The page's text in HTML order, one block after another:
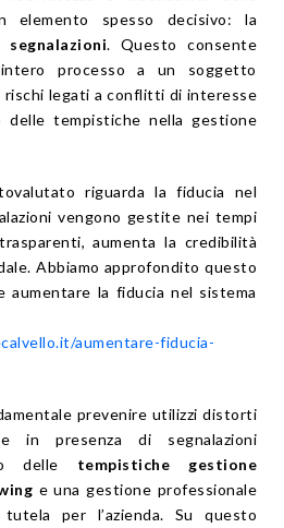
elemento spesso decisivo: la
. Questo consente
processo a un soggetto
rischi legati a conflitti di interesse
tempistiche nella gestione
riguarda la fiducia nel
vengono gestite nei tempi
aumenta la credibilità
Abbiamo approfondito questo
aumentare la fiducia nel sistema
aumentare-fiducia-
prevenire utilizzi distorti
in presenza di segnalazioni
delle tempistiche gestione
e una gestione professionale
per l’azienda. Su questo